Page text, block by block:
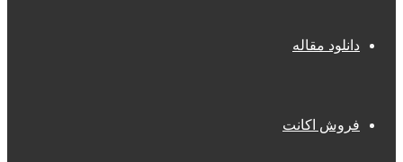
دانلود مقاله
فروش اکانت